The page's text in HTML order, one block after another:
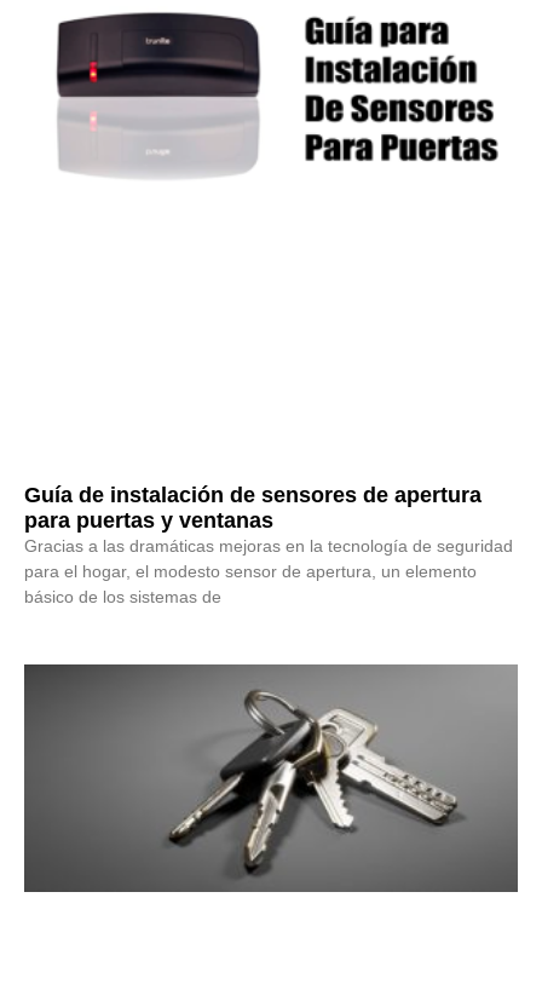
Guía de instalación de sensores de apertura
para puertas y ventanas
Gracias a las dramáticas mejoras en la tecnología de seguridad
para el hogar, el modesto sensor de apertura, un elemento
básico de los sistemas de